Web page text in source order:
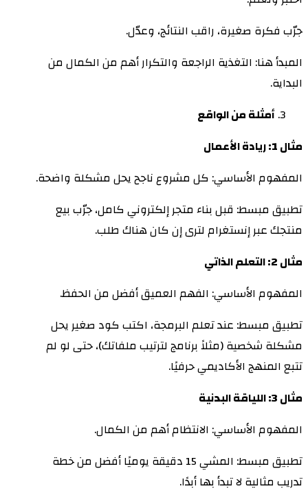
جرّب فكرة صغيرة، راقب النتائج، وعدّل.
المبدأ هنا: التغذية الراجعة والتكرار أهم من الكمال من
البداية.
أمثلة من الواقع
مثال 1: ريادة الأعمال
المفهوم الأساسي: كل مشروع ناجح يحل مشكلة واضحة.
تطبيق مبسط: قبل بناء متجر إلكتروني كامل، جرّب بيع
منتجك عبر إنستغرام لترى إن كان هناك طلب.
مثال 2: التعلم الذاتي
المفهوم الأساسي: الفهم العميق أفضل من الحفظ.
تطبيق مبسط: عند تعلم البرمجة، اكتب كود صغير يحل
مشكلة شخصية (مثلاً برنامج لترتيب ملفاتك)، حتى لو لم
تتبع المنهج الأكاديمي حرفيًا.
مثال 3: اللياقة البدنية
المفهوم الأساسي: الانتظام أهم من الكمال.
تطبيق مبسط: المشي 15 دقيقة يوميًا أفضل من خطة
تدريب مثالية لا تبدأ بها أبدًا.